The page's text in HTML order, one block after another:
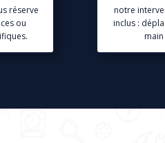
réserve
ou
notre
inclus :
main